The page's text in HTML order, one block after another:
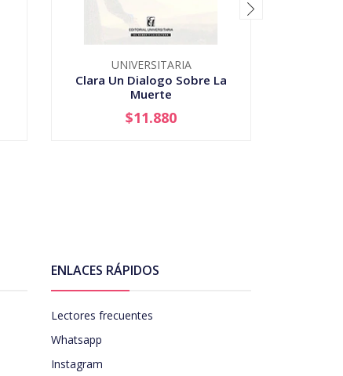
UNIVERSITARIA
Clara Un Dialogo Sobre La
Muerte
+
$11.880
ENLACES RÁPIDOS
Lectores frecuentes
Whatsapp
Instagram